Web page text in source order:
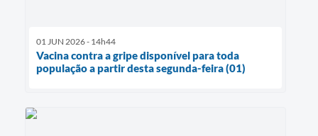
01 JUN 2026 - 14h44
Vacina contra a gripe disponível para toda
população a partir desta segunda-feira (01)